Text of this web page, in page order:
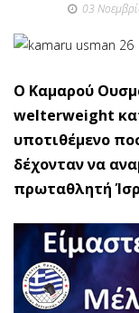
03
Ο Καμαρού
welterweight
υποτιθέμενο
δέχονταν να
πρωταθλητή